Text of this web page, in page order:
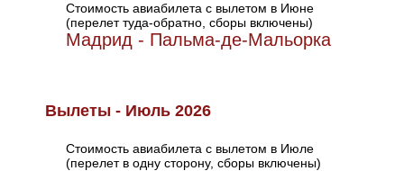
Стоимость авиабилета с вылетом в Июне
(перелет туда-обратно, сборы включены)
Мадрид - Пальма-де-Мальорка
Вылеты - Июль 2026
Стоимость авиабилета с вылетом в Июле
(перелет в одну сторону, сборы включены)